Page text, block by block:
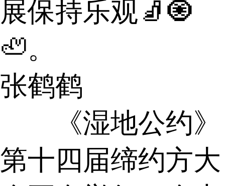
展保持乐观🧦🧿
🦥。
张鹤鹤
《湿地公约》
第十四届缔约方大